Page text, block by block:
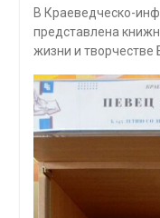
В Краеведческо-
представлена
жизни и творчестве